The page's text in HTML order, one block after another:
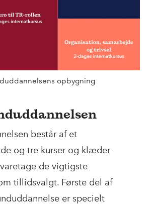
opbygning
består af et
og tre kurser og klæder
de vigtigste
tillidsvalgt. Første del af
er specielt